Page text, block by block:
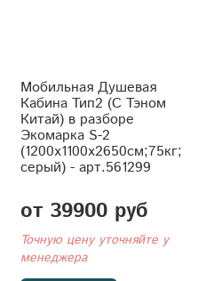
Мобильная Душевая
Кабина Тип2 (С Тэном
Китай) в разборе
Экомарка S-2
(1200x1100x2650см;75кг;
серый) - арт.561299
от 39900 руб
Точную цену уточняйте у
менеджера